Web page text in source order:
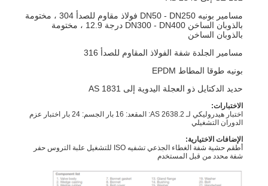
مسامير بونيه DN50 - DN250 فولاذ مقاوم للصدأ 304 ، مختومة
بالذوبان الساخن DN300 - DN400 درجة 12.9 ، مختومة
بالذوبان الساخن
مسامير الجلدة شفة الفولاذ المقاوم للصدأ 316
بونيه طوقا المطاط EPDM
حديد الدكتايل ذو العجلة اليدوية إلى AS 1831
الاختبارات:
اختبار هيدروليكي لـ AS 2638.2: المقعد: 16 بار الجسم: 24 بار اختبار عزم
الدوران التشغيلي
الإضافات الاختيارية:
أطقم حشية شفة الغطاء الجذعي تشفيه ISO للتشغيل علبة التروس حفر
شفة محدد من قبل المستخدم